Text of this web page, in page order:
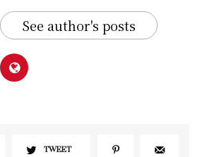
See author's posts
TWEET